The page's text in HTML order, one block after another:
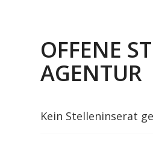
OFFENE
AGENTUR
Kein Stelleninserat